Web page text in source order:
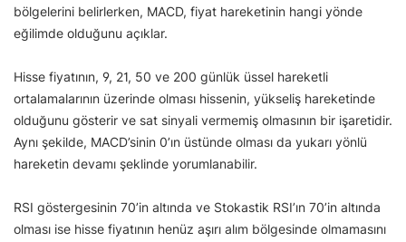
bölgelerini belirlerken, MACD, fiyat hareketinin hangi yönde
eğilimde olduğunu açıklar.
Hisse fiyatının, 9, 21, 50 ve 200 günlük üssel hareketli
ortalamalarının üzerinde olması hissenin, yükseliş hareketinde
olduğunu gösterir ve sat sinyali vermemiş olmasının bir işaretidir.
Aynı şekilde, MACD’sinin 0’ın üstünde olması da yukarı yönlü
hareketin devamı şeklinde yorumlanabilir.
RSI göstergesinin 70’in altında ve Stokastik RSI’ın 70’in altında
olması ise hisse fiyatının henüz aşırı alım bölgesinde olmamasını